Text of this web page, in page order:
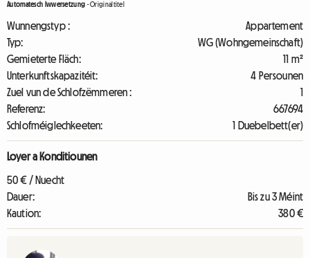
Automatesch Iwwersetzung -Originaltitel
Wunnengstyp :
Appartement
Typ:
WG (Wohngemeinschaft)
Gemieterte Fläch:
11 m²
Unterkunftskapazitéit:
4 Persounen
Zuel vun de Schlofzëmmeren :
1
Referenz:
667694
Schlofméiglechkeeten:
1 Duebelbett(er)
Loyer a Konditiounen
50 € / Nuecht
Dauer:
Bis zu 3 Méint
Kaution:
380 €